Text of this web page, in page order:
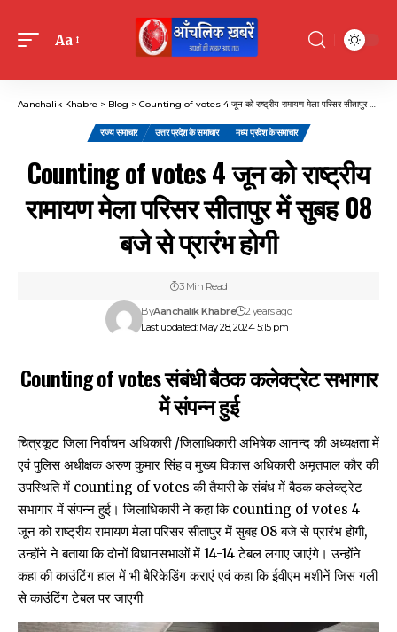
Font
Aa
Aanchalik Khabre > Blog > Counting of votes 4 जून को राष्ट्रीय रामायण मेला परिसर सीतापुर में सुबह 08 बजे से प्रारंभ होगी
राज्य समाचार उत्तर प्रदेश के समाचार मध्य प्रदेश के समाचार
Counting of votes 4 जून को राष्ट्रीय
रामायण मेला परिसर सीतापुर में सुबह 08
बजे से प्रारंभ होगी
Last updated: May 28, 2024 5:15 pm
ByAanchalik Khabre 2 years ago
3 Min Read
Counting of votes संबंधी बैठक कलेक्ट्रेट सभागार
में संपन्न हुई
चित्रकूट जिला निर्वाचन अधिकारी /जिलाधिकारी अभिषेक आनन्द की अध्यक्षता में
एवं पुलिस अधीक्षक अरुण कुमार सिंह व मुख्य विकास अधिकारी अमृतपाल कौर की
उपस्थिति में counting of votes की तैयारी के संबंध में बैठक कलेक्ट्रेट
सभागार में संपन्न हुई। जिलाधिकारी ने कहा कि counting of votes 4
जून को राष्ट्रीय रामायण मेला परिसर सीतापुर में सुबह 08 बजे से प्रारंभ होगी,
उन्होंने ने बताया कि दोनों विधानसभाओं में 14-14 टेबल लगाए जाएंगे। उन्होंने
कहा की काउंटिंग हाल में भी बैरिकेडिंग कराएं एवं कहा कि ईवीएम मशीनें जिस गली
से काउंटिंग टेबल पर जाएगी